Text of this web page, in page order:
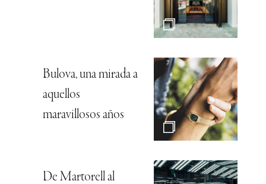
Bulova, una mirada a
aquellos
maravillosos años
De Martorell al